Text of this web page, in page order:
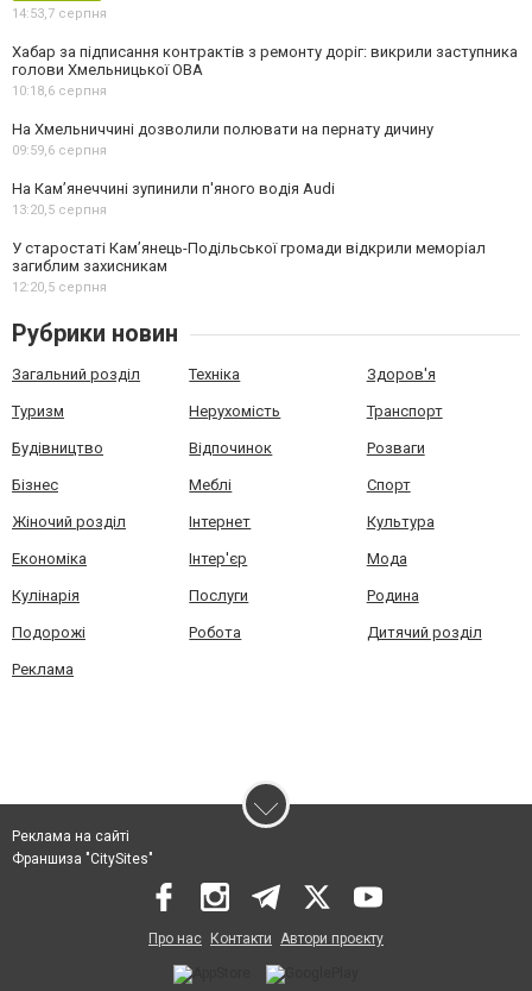
14:53,7 серпня
Хабар за підписання контрактів з ремонту доріг: викрили заступника
голови Хмельницької ОВА
10:18,6 серпня
На Хмельниччині дозволили полювати на пернату дичину
09:59,6 серпня
На Камʼянеччині зупинили п'яного водія Audi
13:20,5 серпня
У старостаті Кам’янець-Подільської громади відкрили меморіал
загиблим захисникам
12:20,5 серпня
Рубрики новин
Загальний розділ Техніка Здоров'я
Туризм Нерухомість Транспорт
Будівництво Відпочинок Розваги
Бізнес Меблі Спорт
Жіночий розділ Інтернет Культура
Економіка Інтер'єр Мода
Кулінарія Послуги Родина
Подорожі Робота Дитячий розділ
Реклама
Реклама на сайті
Франшиза "CitySites"
Про нас Контакти Автори проєкту